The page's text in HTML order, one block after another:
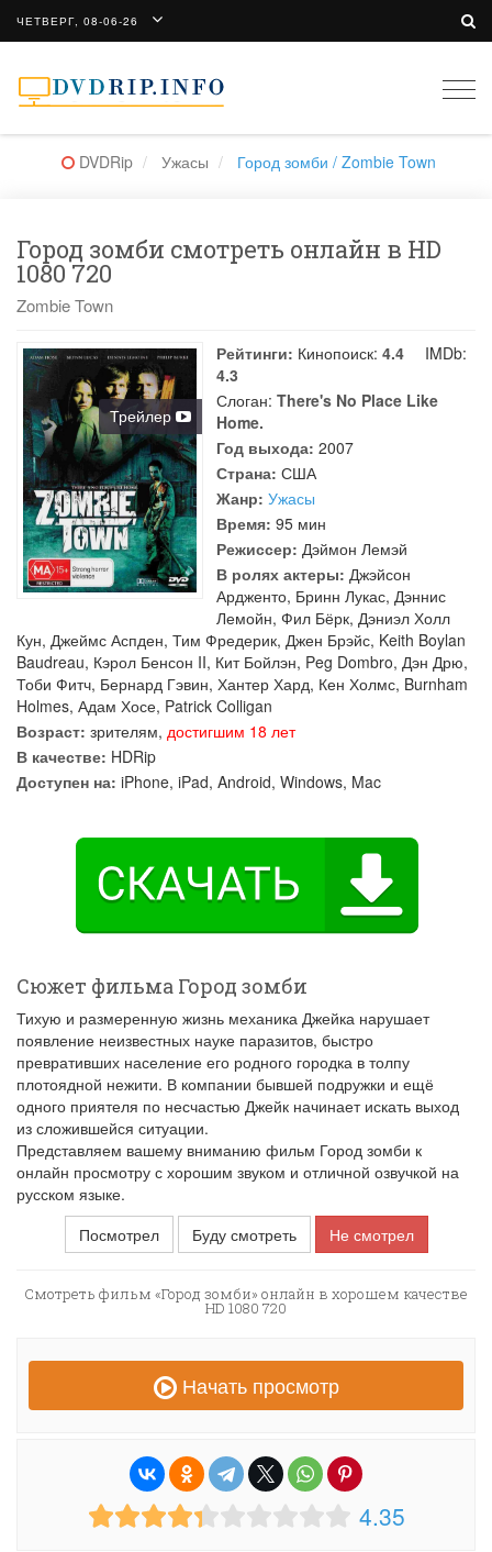
ЧЕТВЕРГ, 08-06-26
DVDRip Ужасы Город зомби / Zombie Town
Город зомби смотреть онлайн в HD
1080 720
Zombie Town
Трейлер
Рейтинги: Кинопоиск: 4.4
IMDb:
4.3
Слоган: There's No Place Like
Home.
Год выхода: 2007
Страна: США
Жанр: Ужасы
Время: 95 мин
Режиссер: Дэймон Лемэй
В ролях актеры: Джэйсон
Ардженто, Бринн Лукас, Дэннис
Лемойн, Фил Бёрк, Дэниэл Холл
Кун, Джеймс Аспден, Тим Фредерик, Джен Брэйс, Keith Boylan
Baudreau, Кэрол Бенсон II, Кит Бойлэн, Peg Dombro, Дэн Дрю,
Тоби Фитч, Бернард Гэвин, Хантер Хард, Кен Холмс, Burnham
Holmes, Адам Хосе, Patrick Colligan
Возраст: зрителям, достигшим 18 лет
В качестве: HDRip
Доступен на: iPhone, iPad, Android, Windows, Mac
Сюжет фильма Город зомби
Тихую и размеренную жизнь механика Джейка нарушает
появление неизвестных науке паразитов, быстро
превративших население его родного городка в толпу
плотоядной нежити. В компании бывшей подружки и ещё
одного приятеля по несчастью Джейк начинает искать выход
из сложившейся ситуации.
Представляем вашему вниманию фильм Город зомби к
онлайн просмотру с хорошим звуком и отличной озвучкой на
русском языке.
Посмотрел
Буду смотреть Не смотрел
Смотреть фильм «Город зомби» онлайн в хорошем качестве
HD 1080 720
Начать просмотр
4.35